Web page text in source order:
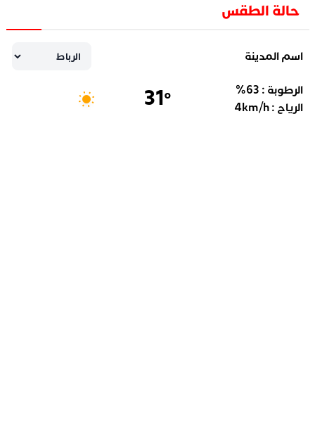
حالة الطقس
اسم المدينة
الرطوبة : 63
%
الرياح :
4km/h
31°